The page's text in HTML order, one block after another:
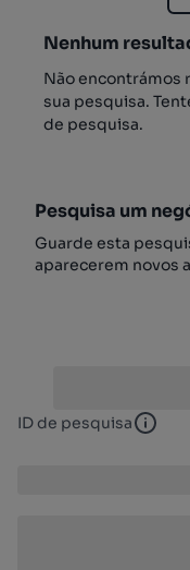
Nenhum
Não encontrámos
sua pesquisa.
de pesquisa.
Pesquisa um
Guarde esta
aparecerem novos
ID de pesquisa ID de